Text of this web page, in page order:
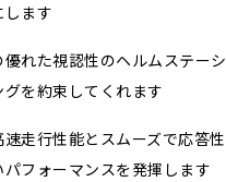
します
優れた視認性のヘルムステー
グを約束してくれます
速走行性能とスムーズで応答
パフォーマンスを発揮します